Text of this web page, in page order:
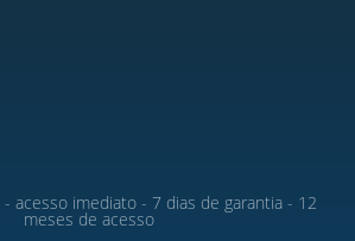
acesso imediato - 7 dias de garantia - 12
meses de acesso